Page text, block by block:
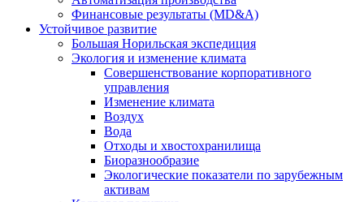
Финансовые результаты (MD&A)
Устойчивое развитие
Большая Норильская экспедиция
Экология и изменение климата
Совершенствование корпоративного
управления
Изменение климата
Воздух
Вода
Отходы и хвостохранилища
Биоразнообразие
Экологические показатели по зарубежным
активам